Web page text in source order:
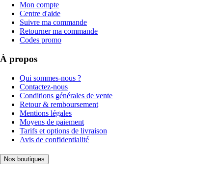
Mon compte
Centre d'aide
Suivre ma commande
Retourner ma commande
Codes promo
À propos
Qui sommes-nous ?
Contactez-nous
Conditions générales de vente
Retour & remboursement
Mentions légales
Moyens de paiement
Tarifs et options de livraison
Avis de confidentialité
Nos boutiques